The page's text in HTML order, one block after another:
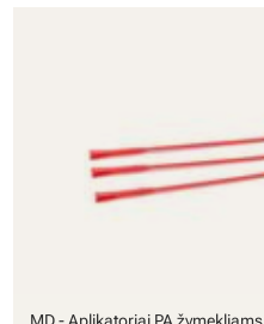
MD - Aplikatoriai PA žymekliams